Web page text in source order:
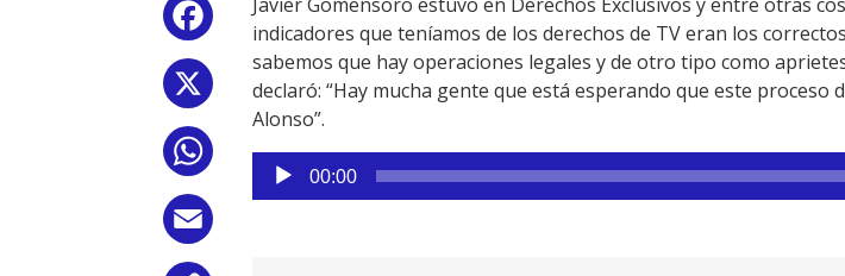
Facebook
WhatsApp
indicadores que teníamos de los derechos de TV eran los
sabemos que hay operaciones legales y de otro tipo como
declaró: “Hay mucha gente que está esperando que este
Alonso”.
Reproductor
de
00:00